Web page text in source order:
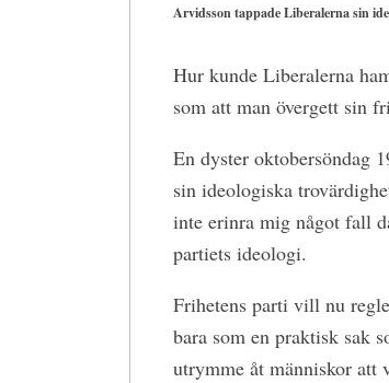
Arvidsson tappade Liberalerna sin
Hur kunde Liberalerna
som att man övergett sin
En dyster oktobersöndag
sin ideologiska
inte erinra mig något fall
partiets ideologi.
Frihetens parti vill nu
bara som en praktisk sak
utrymme åt människor att